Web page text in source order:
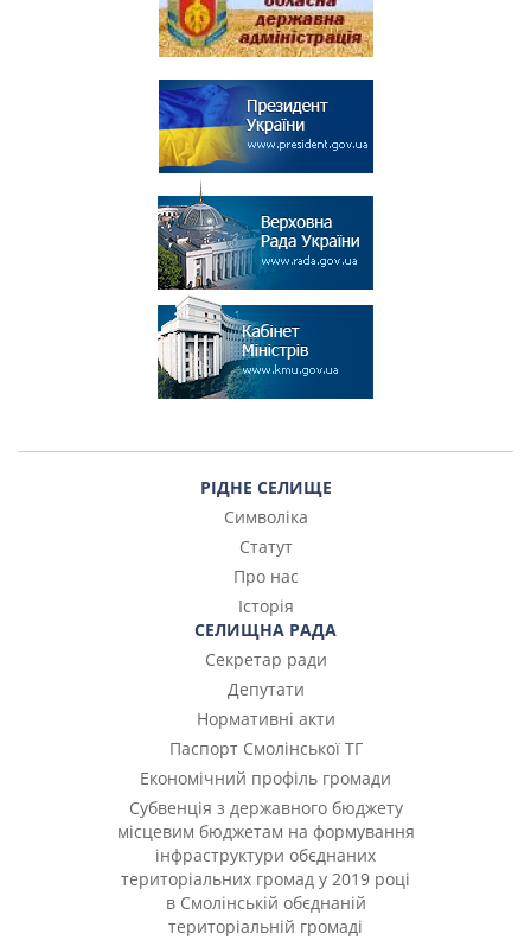
РІДНЕ СЕЛИЩЕ
Символіка
Статут
Про нас
Історія
СЕЛИЩНА РАДА
Секретар ради
Депутати
Нормативні акти
Паспорт Смолінської ТГ
Економічний профіль громади
Субвенція з державного бюджету
місцевим бюджетам на формування
інфраструктури обєднаних
територіальних громад у 2019 році
в Смолінській обєднаній
територіальній громаді